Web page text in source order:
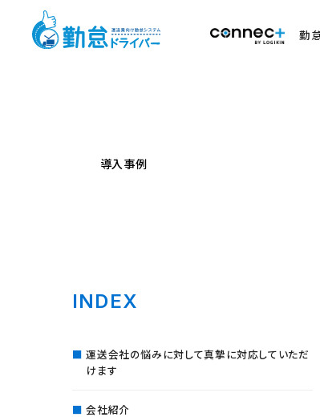
勤
導入事例
INDEX
運送会社の悩みに対して真摯に対応していただ
けます
会社紹介